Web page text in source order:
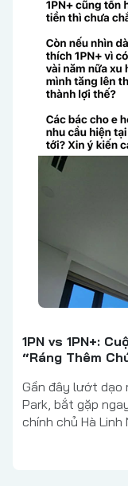
1PN vs 1PN+:
“Ráng Thêm
Gần đây lướt dạo
Park, bắt gặp
chính chủ Hà Linh